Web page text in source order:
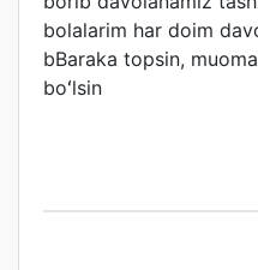
bolalarim har doim
bBaraka topsin,
boʻlsin